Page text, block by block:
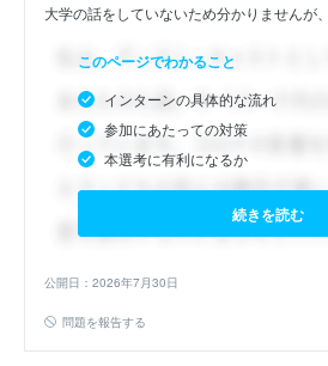
大学の話をしていないため分かりませんが
このページでわかること
インターンの具体的な流れ
参加にあたっての対策
本選考に有利になるか
続きを読む
公開日：2026年7月30日
問題を報告する